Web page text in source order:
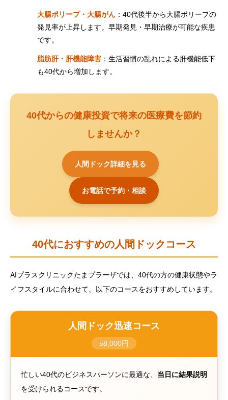
大腸ポリープ・大腸がん ：40代後半から大腸ポリープの
発見率が上昇します。早期発見・早期治療が可能な疾患
です。
脂肪肝・肝機能障害 ：生活習慣の乱れによる肝機能低下
も40代から増加します。
40代からの健康投資で将来の医療費を節約
しませんか？
人間ドック詳細を見る
お電話で予約・相談
40代におすすめの人間ドックコース
AIプラスクリニックたまプラーザでは、40代の方の健康状態やラ
イフスタイルに合わせて、以下のコースをおすすめしています。
人間ドック迅速コース
58,000円
忙しい40代のビジネスパーソンに最適な、 当日に結果説明
を受けられるコースです。